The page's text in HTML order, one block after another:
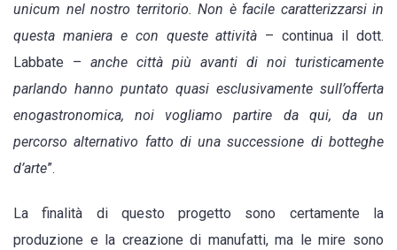
unicum nel nostro territorio. Non è facile caratterizzarsi in
questa maniera e con queste attività – continua il dott.
Labbate – anche città più avanti di noi turisticamente
parlando hanno puntato quasi esclusivamente sull’offerta
enogastronomica, noi vogliamo partire da qui, da un
percorso alternativo fatto di una successione di botteghe
d’arte”.
La finalità di questo progetto sono certamente la
produzione e la creazione di manufatti, ma le mire sono